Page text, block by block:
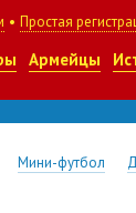
• Простая
Армейцы
Мини-футбол